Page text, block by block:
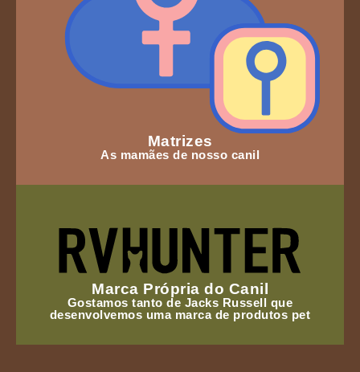
Matrizes
As mamães de nosso canil
Marca Própria do Canil
Gostamos tanto de Jacks Russell que
desenvolvemos uma marca de produtos pet